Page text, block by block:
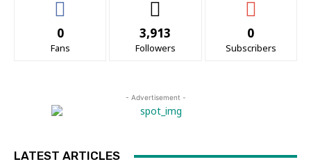
0
Fans
3,913
Followers
0
Subscribers
- Advertisement -
LATEST ARTICLES